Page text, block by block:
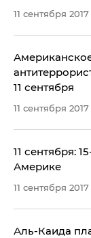
11 сентября 2017
11 сентября
11 сентября 2017
11 сентября:
Америке
11 сентября 2017
Аль-Каида